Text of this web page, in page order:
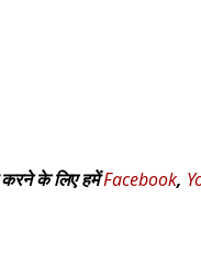
के लिए हमेंFacebook,